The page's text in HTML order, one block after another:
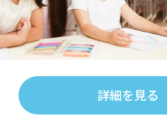
詳細を見る